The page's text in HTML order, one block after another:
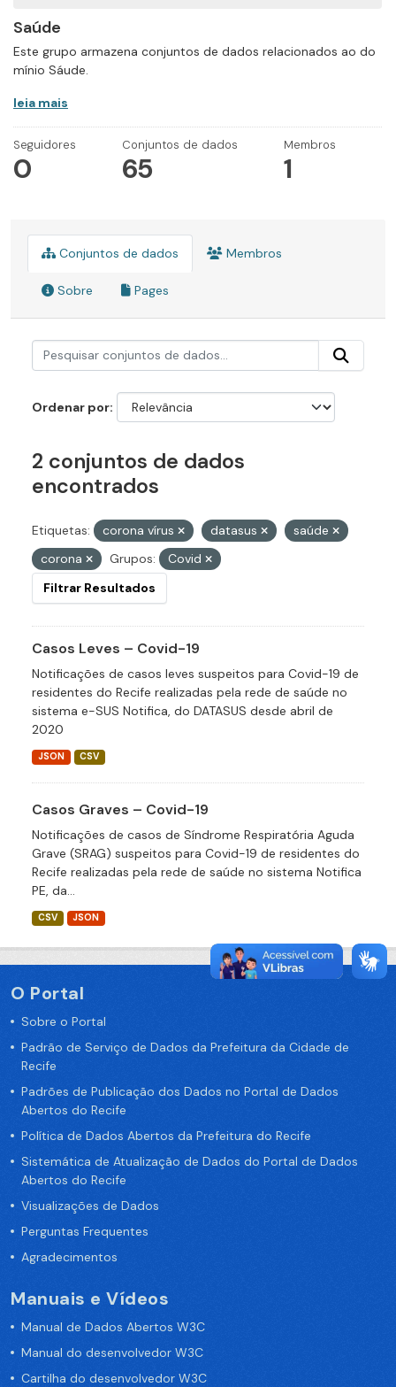
Saúde
Este grupo armazena conjuntos de dados relacionados ao do
mínio Sáude.
leia mais
Seguidores
0
Conjuntos de dados
65
Membros
1
Conjuntos de dados Membros
Sobre Pages
Ordenar por
2 conjuntos de dados
encontrados
Etiquetas: corona vírus datasus
saúde
corona
Grupos:
Covid
Filtrar Resultados
Casos Leves – Covid-19
Notificações de casos leves suspeitos para Covid-19 de
residentes do Recife realizadas pela rede de saúde no
sistema e-SUS Notifica, do DATASUS desde abril de
2020
JSON CSV
Casos Graves – Covid-19
Notificações de casos de Síndrome Respiratória Aguda
Grave (SRAG) suspeitos para Covid-19 de residentes do
Recife realizadas pela rede de saúde no sistema Notifica
PE, da...
CSV JSON
O Portal
Sobre o Portal
Padrão de Serviço de Dados da Prefeitura da Cidade de
Recife
Padrões de Publicação dos Dados no Portal de Dados
Abertos do Recife
Política de Dados Abertos da Prefeitura do Recife
Sistemática de Atualização de Dados do Portal de Dados
Abertos do Recife
Visualizações de Dados
Perguntas Frequentes
Agradecimentos
Manuais e Vídeos
Manual de Dados Abertos W3C
Manual do desenvolvedor W3C
Cartilha do desenvolvedor W3C